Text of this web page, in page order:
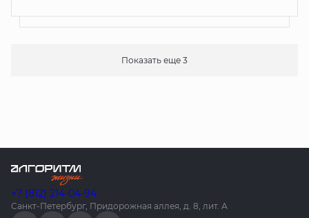
Показать еще 3
+7 (812) 214-04-94
Санкт-Петербург, Придорожная аллея, д. 8, лит. А